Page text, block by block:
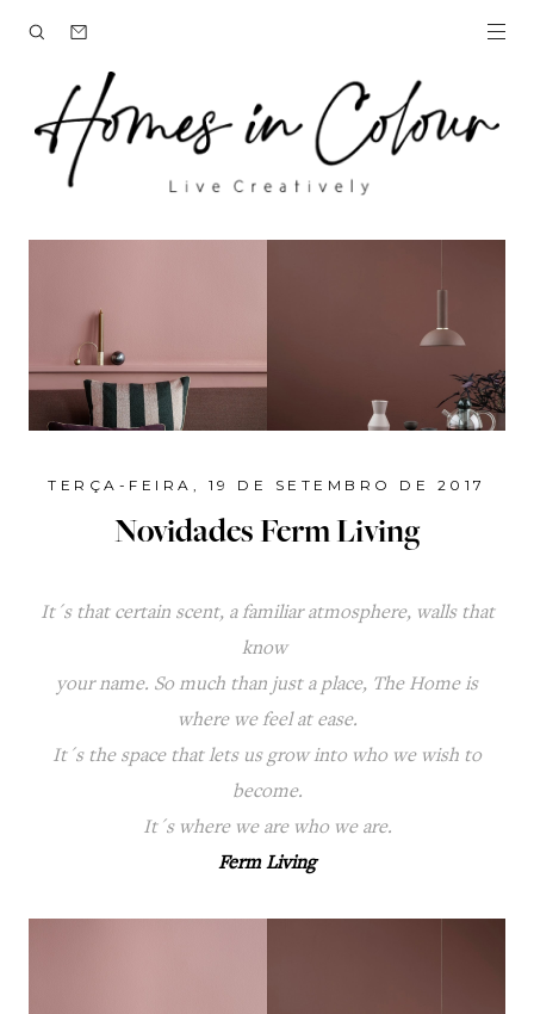
TERÇA-FEIRA, 19 DE SETEMBRO DE 2017
Novidades Ferm Living
It´s that certain scent, a familiar atmosphere, walls that
know
your name. So much than just a place, The Home is
where we feel at ease.
It´s the space that lets us grow into who we wish to
become.
It´s where we are who we are.
Ferm Living